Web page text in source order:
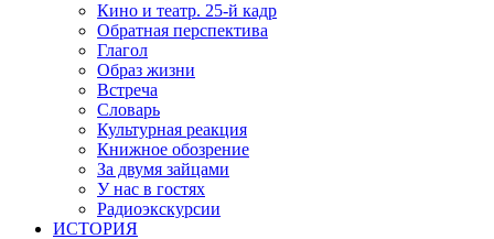
Кино и театр. 25-й кадр
Обратная перспектива
Глагол
Образ жизни
Встреча
Словарь
Культурная реакция
Книжное обозрение
За двумя зайцами
У нас в гостях
Радиоэкскурсии
ИСТОРИЯ